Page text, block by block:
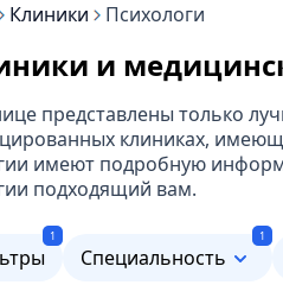
Клиники Психологи
и
представлены только
клиниках,
имеют подробную
подходящий вам.
1
Специальность
1